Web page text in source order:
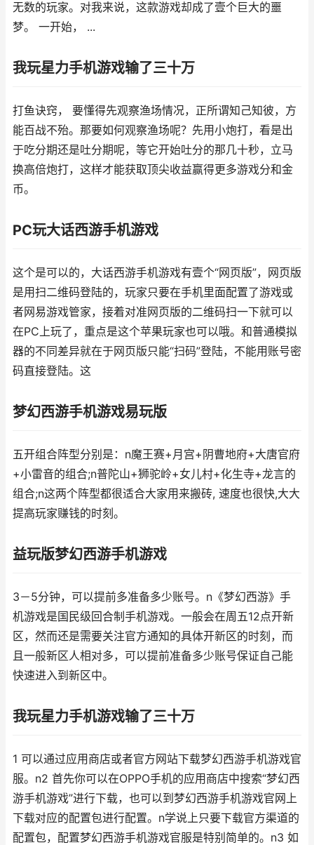
无数的玩家。对我来说，这款游戏却成了壹个巨大的噩
梦。 一开始， ...
我玩星力手机游戏输了三十万
打鱼诀窍， 要懂得先观察渔场情况，正所谓知己知彼，方
能百战不殆。那要如何观察渔场呢？先用小炮打，看是出
于吃分期还是吐分期呢，等它开始吐分的那几十秒，立马
换高倍炮打，这样才能获取顶尖收益赢得更多游戏分和金
币。
PC玩大话西游手机游戏
这个是可以的，大话西游手机游戏有壹个“网页版”，网页版
是用扫二维码登陆的，玩家只要在手机里面配置了游戏或
者网易游戏管家，接着对准网页版的二维码扫一下就可以
在PC上玩了，重点是这个苹果玩家也可以哦。和普通模拟
器的不同差异就在于网页版只能“扫码”登陆，不能用账号密
码直接登陆。这
梦幻西游手机游戏易玩版
五开组合阵型分别是：n魔王赛+月宫+阴曹地府+大唐官府
+小雷音的组合;n普陀山+狮驼岭+女儿村+化生寺+龙言的
组合;n这两个阵型都很适合大家用来搬砖, 速度也很快,大大
提高玩家赚钱的时刻。
益玩版梦幻西游手机游戏
3－5分钟，可以提前多准备多少账号。n《梦幻西游》手
机游戏是国民级回合制手机游戏。一般会在周五12点开新
区，然而还是需要关注官方通知的具体开新区的时刻，而
且一般新区人相对多，可以提前准备多少账号保证自己能
快速进入到新区中。
我玩星力手机游戏输了三十万
1 可以通过应用商店或者官方网站下载梦幻西游手机游戏官
服。n2 首先你可以在OPPO手机的应用商店中搜索“梦幻西
游手机游戏”进行下载，也可以到梦幻西游手机游戏官网上
下载对应的配置包进行配置。n学说上只要下载官方渠道的
配置包，配置梦幻西游手机游戏官服是特别简单的。n3 如